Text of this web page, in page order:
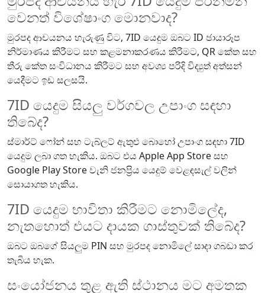
වෙනත් විශේෂාංග මොනවාද?
මුරපද ආචයනය හැරුණු විට, 7ID යෙදුම ඔබට ID ඡායාරූප
නිර්මාණය කිරීමට සහ කළමනාකරණය කිරීමට, QR කේත සහ
තීරු කේත සංවිධානය කිරීමට සහ අවශ්‍ය පරිදි විද්‍යුත් අත්සන්
යෙදීමට ඉඩ සලසයි.
7ID යෙදුම සියලු වර්ගවල උපාංග සඳහා
තිබේද?
ස්මාර්ට් ෆෝන් සහ ටැබ්ලට් ඇතුළු බොහෝ උපාංග සඳහා 7ID
යෙදුම ලබා ගත හැකිය. ඔබට එය Apple App Store සහ
Google Play Store වැනි ජනප්‍රිය යෙදුම් වෙළඳසැල් වලින්
සොයාගත හැකිය.
7ID යෙදුම භාවිතා කිරීමට නොමිලේද,
නැතහොත් එයට දායක ගාස්තුවක් තිබේද?
ඔබට ඔබගේ සියලුම PIN සහ මුරපද නොමිලේ සාදා ගබඩා කර
තැබිය හැක.
සංයෝජනය තුළ ඇති ස්ථානය මට අමතක